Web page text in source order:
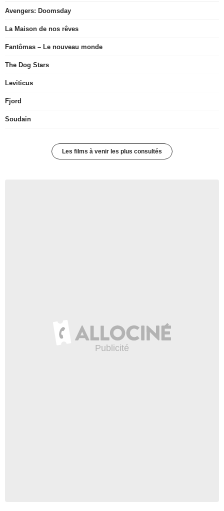
Avengers: Doomsday
La Maison de nos rêves
Fantômas – Le nouveau monde
The Dog Stars
Leviticus
Fjord
Soudain
Les films à venir les plus consultés